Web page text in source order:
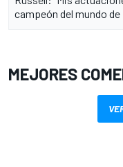
campeón del mundo de
MEJORES